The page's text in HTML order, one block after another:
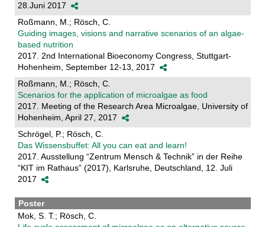
28.Juni 2017
Roßmann, M.; Rösch, C.
Guiding images, visions and narrative scenarios of an algae-
based nutrition
2017. 2nd International Bioeconomy Congress, Stuttgart-
Hohenheim, September 12-13, 2017
Roßmann, M.; Rösch, C.
Scenarios for the application of microalgae as food
2017. Meeting of the Research Area Microalgae, University of
Hohenheim, April 27, 2017
Schrögel, P.; Rösch, C.
Das Wissensbuffet: All you can eat and learn!
2017. Ausstellung “Zentrum Mensch & Technik” in der Reihe
“KIT im Rathaus” (2017), Karlsruhe, Deutschland, 12. Juli
2017
Poster
Mok, S. T.; Rösch, C.